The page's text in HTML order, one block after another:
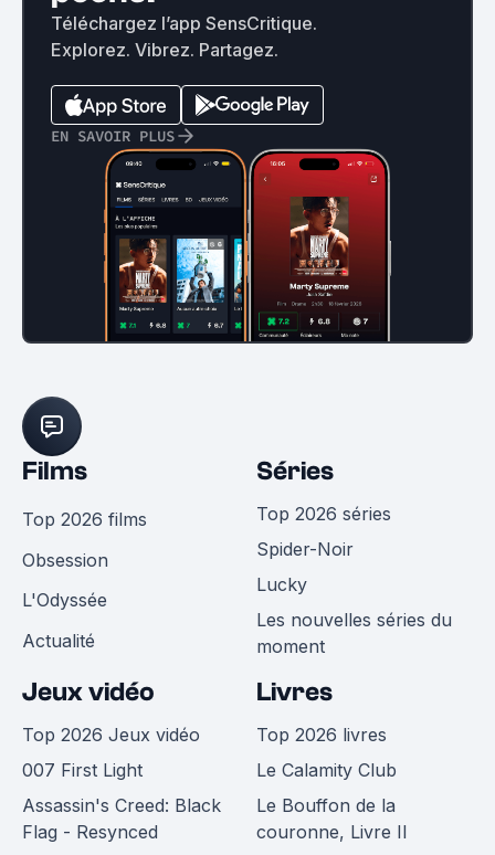
Téléchargez l’app SensCritique.
Explorez. Vibrez. Partagez.
EN SAVOIR PLUS
Films
Top 2026 films
Obsession
L'Odyssée
Actualité
Séries
Top 2026 séries
Spider-Noir
Lucky
Les nouvelles séries du
moment
Jeux vidéo
Top 2026 Jeux vidéo
007 First Light
Assassin's Creed: Black
Flag - Resynced
Livres
Top 2026 livres
Le Calamity Club
Le Bouffon de la
couronne, Livre II